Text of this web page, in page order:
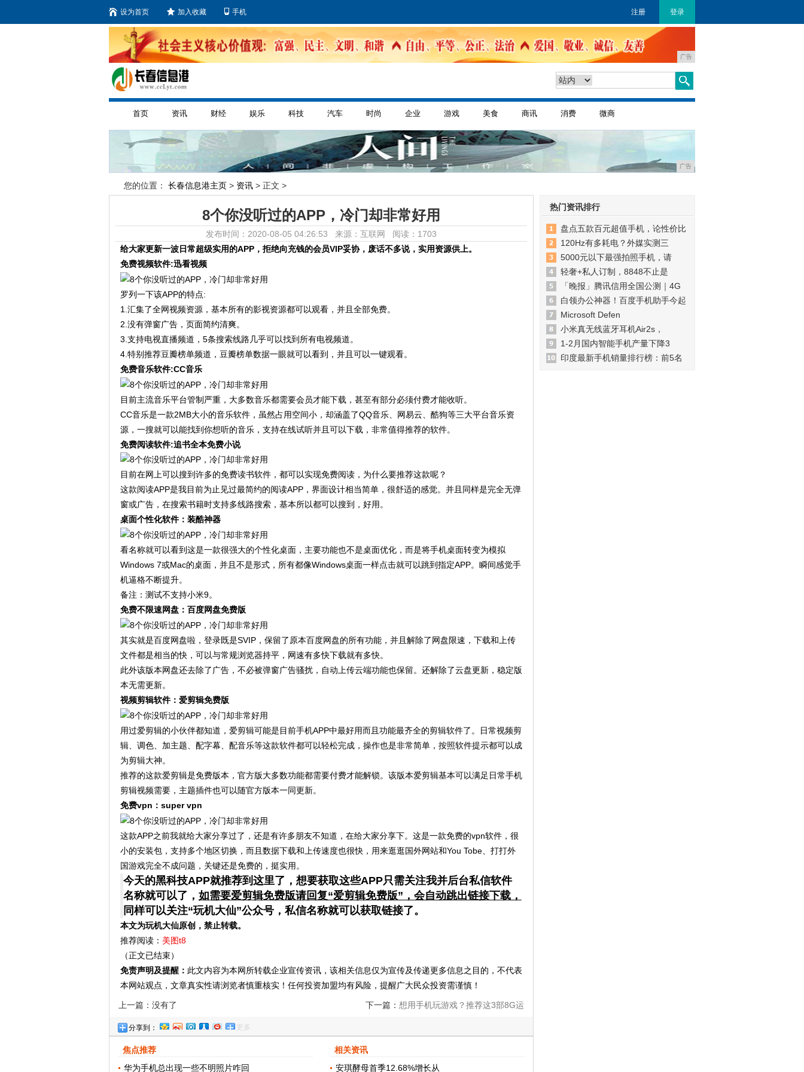
设为首页 加入收藏 手机 注册 登录
广告
首页 资讯 财经 娱乐 科技 汽车 时尚 企业 游戏 美食 商讯 消费 微商
广告
您的位置： 长春信息港主页 > 资讯 > 正文 >
8个你没听过的APP，冷门却非常好用
发布时间：2020-08-05 04:26:53 来源：互联网 阅读：1703
给大家更新一波日常超级实用的APP，拒绝向充钱的会员VIP妥协，废话不多说，实用资源供上。
免费视频软件:迅看视频
罗列一下该APP的特点:
1.汇集了全网视频资源，基本所有的影视资源都可以观看，并且全部免费。
2.没有弹窗广告，页面简约清爽。
3.支持电视直播频道，5条搜索线路几乎可以找到所有电视频道。
4.特别推荐豆瓣榜单频道，豆瓣榜单数据一眼就可以看到，并且可以一键观看。
免费音乐软件:CC音乐
目前主流音乐平台管制严重，大多数音乐都需要会员才能下载，甚至有部分必须付费才能收听。
CC音乐是一款2MB大小的音乐软件，虽然占用空间小，却涵盖了QQ音乐、网易云、酷狗等三大平台音乐资
源，一搜就可以能找到你想听的音乐，支持在线试听并且可以下载，非常值得推荐的软件。
免费阅读软件:追书全本免费小说
目前在网上可以搜到许多的免费读书软件，都可以实现免费阅读，为什么要推荐这款呢？
这款阅读APP是我目前为止见过最简约的阅读APP，界面设计相当简单，很舒适的感觉。并且同样是完全无弹
窗或广告，在搜索书籍时支持多线路搜索，基本所以都可以搜到，好用。
桌面个性化软件：装酷神器
看名称就可以看到这是一款很强大的个性化桌面，主要功能也不是桌面优化，而是将手机桌面转变为模拟
Windows 7或Mac的桌面，并且不是形式，所有都像Windows桌面一样点击就可以跳到指定APP。瞬间感觉手
机逼格不断提升。
备注：测试不支持小米9。
免费不限速网盘：百度网盘免费版
其实就是百度网盘啦，登录既是SVIP，保留了原本百度网盘的所有功能，并且解除了网盘限速，下载和上传
文件都是相当的快，可以与常规浏览器持平，网速有多快下载就有多快。
此外该版本网盘还去除了广告，不必被弹窗广告骚扰，自动上传云端功能也保留。还解除了云盘更新，稳定版
本无需更新。
视频剪辑软件：爱剪辑免费版
用过爱剪辑的小伙伴都知道，爱剪辑可能是目前手机APP中最好用而且功能最齐全的剪辑软件了。日常视频剪
辑、调色、加主题、配字幕、配音乐等这款软件都可以轻松完成，操作也是非常简单，按照软件提示都可以成
为剪辑大神。
推荐的这款爱剪辑是免费版本，官方版大多数功能都需要付费才能解锁。该版本爱剪辑基本可以满足日常手机
剪辑视频需要，主题插件也可以随官方版本一同更新。
免费vpn：super vpn
这款APP之前我就给大家分享过了，还是有许多朋友不知道，在给大家分享下。这是一款免费的vpn软件，很
小的安装包，支持多个地区切换，而且数据下载和上传速度也很快，用来逛逛国外网站和You Tobe、打打外
国游戏完全不成问题，关键还是免费的，挺实用。
今天的黑科技APP就推荐到这里了，想要获取这些APP只需关注我并后台私信软件
名称就可以了， 如需要爱剪辑免费版请回复“爱剪辑免费版”，会自动跳出链接下载，
同样可以关注“玩机大仙”公众号，私信名称就可以获取链接了。
本文为玩机大仙原创，禁止转载。
推荐阅读： 美图t8
（正文已结束）
免责声明及提醒： 此文内容为本网所转载企业宣传资讯，该相关信息仅为宣传及传递更多信息之目的，不代表
本网站观点，文章真实性请浏览者慎重核实！任何投资加盟均有风险，提醒广大民众投资需谨慎！
上一篇：没有了 下一篇： 想用手机玩游戏？推荐这3部8G运
分享到： 更多
焦点推荐
华为手机总出现一些不明照片咋回
相关资讯
安琪酵母首季12.68%增长从
热门资讯排行
盘点五款百元超值手机，论性价比
120Hz有多耗电？外媒实测三
5000元以下最强拍照手机，请
轻奢+私人订制，8848不止是
「晚报」腾讯信用全国公测｜4G
白领办公神器！百度手机助手今起
Microsoft Defen
小米真无线蓝牙耳机Air2s，
1-2月国内智能手机产量下降3
印度最新手机销量排行榜：前5名